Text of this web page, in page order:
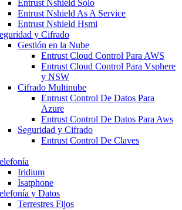
Entrust Nshield Solo
Entrust Nshield As A Service
Entrust Nshield Hsmi
y Cifrado
Gestión en la Nube
Entrust Cloud Control Para AWS
Entrust Cloud Control Para Vsphere
y NSW
Cifrado Multinube
Entrust Control De Datos Para
Azure
Entrust Control De Datos Para Aws
Seguridad y Cifrado
Entrust Control De Claves
Iridium
Isatphone
y Datos
Terrestres Fijos